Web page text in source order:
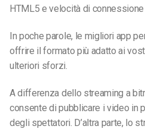
HTML5 e velocità di connessione
In poche parole, le migliori app
offrire il formato più adatto ai
ulteriori sforzi.
A differenza dello streaming a
consente di pubblicare i video in
degli spettatori. D’altra parte, lo